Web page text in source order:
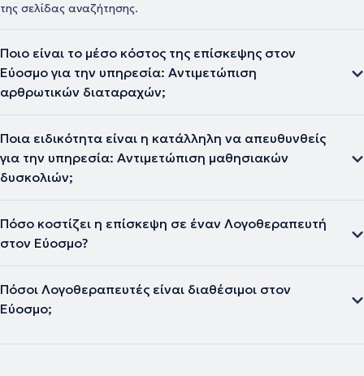
της σελίδας αναζήτησης.
Ποιο είναι το μέσο κόστος της επίσκεψης στον
Εύοσμο για την υπηρεσία: Αντιμετώπιση
αρθρωτικών διαταραχών;
Ποια ειδικότητα είναι η κατάλληλη να απευθυνθείς
για την υπηρεσία: Αντιμετώπιση μαθησιακών
δυσκολιών;
Πόσο κοστίζει η επίσκεψη σε έναν Λογοθεραπευτή
στον Εύοσμο?
Πόσοι Λογοθεραπευτές είναι διαθέσιμοι στον
Εύοσμο;